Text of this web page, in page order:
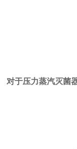
对于压力蒸汽灭菌